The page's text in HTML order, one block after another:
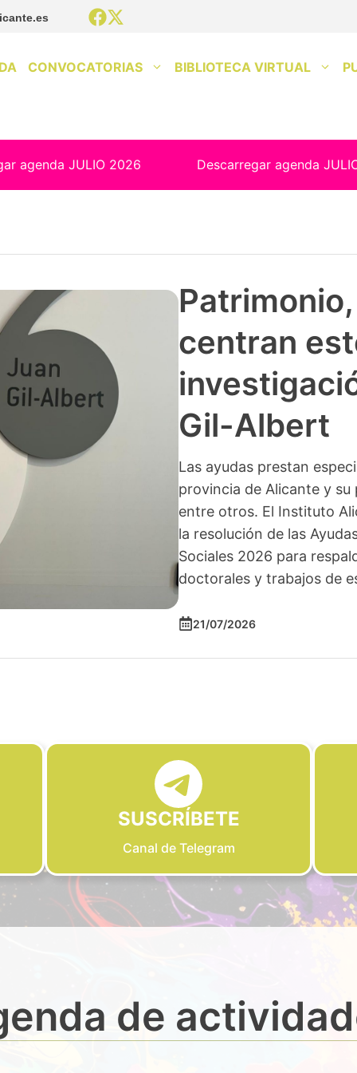
CONVOCATORIAS BIBLIOTECA VIRTUAL
agenda JULIO 2026 Descarregar agenda
centran
Gil-Albert
Las ayudas prestan
provincia de Alicante y
entre otros. El Instituto
la resolución de las
Sociales 2026 para
doctorales y trabajos de
21/07/2026
SUSCRÍBETE
Canal de Telegram
de